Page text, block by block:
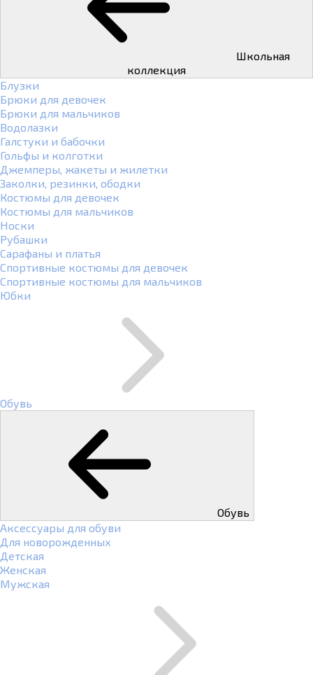
коллекция
Блузки
Брюки для девочек
Брюки для мальчиков
Водолазки
Галстуки и бабочки
Гольфы и колготки
Джемперы, жакеты и жилетки
Заколки, резинки, ободки
Костюмы для девочек
Костюмы для мальчиков
Носки
Рубашки
Сарафаны и платья
Спортивные костюмы для девочек
Спортивные костюмы для мальчиков
Юбки
Обувь
Обувь
Аксессуары для обуви
Для новорожденных
Детская
Женская
Мужская